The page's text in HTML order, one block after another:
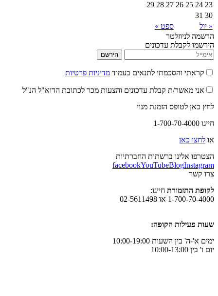
23
24
25
26
27
28
29
30
31
« יול
ספט »
הרשמה לניוזלטר
הירשמו לקבלת עדכונים
הירשם
קראתי והסכמתי לתנאים בעמוד מדיניות פרטיות
אני מאשר/ת קבלת עדכונים והצעות מכר לכתובת הדוא"ל הנ"ל
לחץ כאן לטופס הזמנת מנוי
חייגו 1-700-70-4000
או לחצו כאן
הצטרפו אלינו ברשתות החברתיות
facebookYouTubeBlogInstagram
צרו קשר
לקופת התזמורת חייגו:
1-700-70-4000 או 02-5611498
שעות פעילות הקופה:
ימים א'-ה' בין השעות 10:00-19:00
יום ו' בין 10:00-13:00